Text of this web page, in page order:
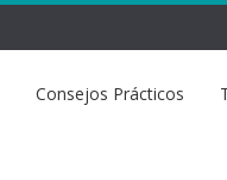
Consejos Prácticos